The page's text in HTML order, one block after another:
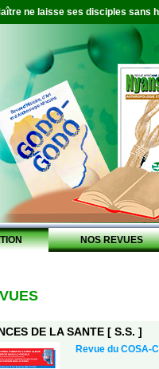
ne laisse ses disciples sans
NOS REVUES
DE LA SANTE [ S.S. ]
Revue du COSA-